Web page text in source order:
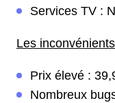
Services TV :
Les
Prix élevé :
Nombreux